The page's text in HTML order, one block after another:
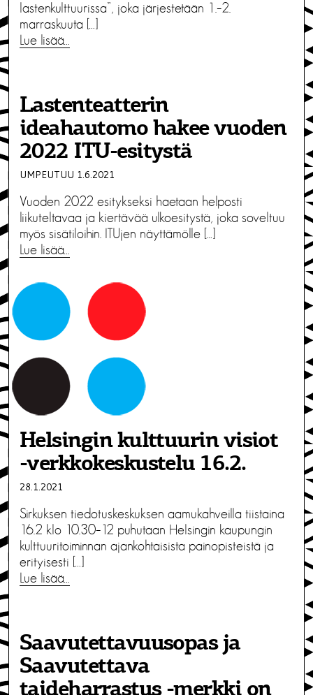
lastenkulttuurissa”, joka järjestetään 1.–2.
marraskuuta […]
Lue lisää…
Lastenteatterin
ideahautomo hakee vuoden
2022 ITU-esitystä
UMPEUTUU 1.6.2021
Vuoden 2022 esitykseksi haetaan helposti
liikuteltavaa ja kiertävää ulkoesitystä, joka soveltuu
myös sisätiloihin. ITUjen näyttämölle […]
Lue lisää…
Helsingin kulttuurin visiot
-verkkokeskustelu 16.2.
28.1.2021
Sirkuksen tiedotuskeskuksen aamukahveilla tiistaina
16.2 klo 10.30–12 puhutaan Helsingin kaupungin
kulttuuritoiminnan ajankohtaisista painopisteistä ja
erityisesti […]
Lue lisää…
Saavutettavuusopas ja
Saavutettava
taideharrastus -merkki on